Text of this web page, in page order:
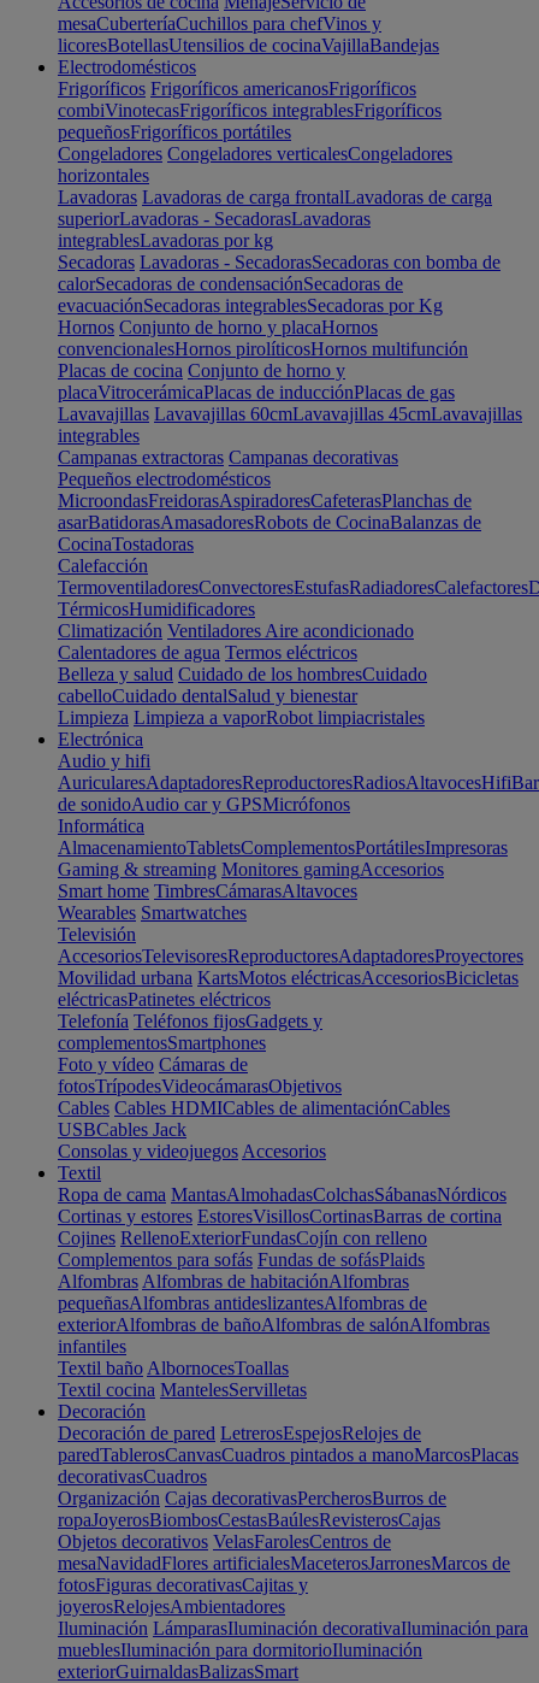
mesaCuberteríaCuchillos para chefVinos y
licoresBotellasUtensilios de cocinaVajillaBandejas
Electrodomésticos
Frigoríficos Frigoríficos americanosFrigoríficos
combiVinotecasFrigoríficos integrablesFrigoríficos
pequeñosFrigoríficos portátiles
Congeladores Congeladores verticalesCongeladores
horizontales
Lavadoras Lavadoras de carga frontalLavadoras de carga
superiorLavadoras - SecadorasLavadoras
integrablesLavadoras por kg
Secadoras Lavadoras - SecadorasSecadoras con bomba de
calorSecadoras de condensaciónSecadoras de
evacuaciónSecadoras integrablesSecadoras por Kg
Hornos Conjunto de horno y placaHornos
convencionalesHornos pirolíticosHornos multifunción
Placas de cocina Conjunto de horno y
placaVitrocerámicaPlacas de inducciónPlacas de gas
Lavavajillas Lavavajillas 60cmLavavajillas 45cmLavavajillas
integrables
Campanas extractoras Campanas decorativas
Pequeños electrodomésticos
MicroondasFreidorasAspiradoresCafeterasPlanchas de
asarBatidorasAmasadoresRobots de CocinaBalanzas de
CocinaTostadoras
Calefacción
TermoventiladoresConvectoresEstufasRadiadoresCalefactores
TérmicosHumidificadores
Climatización Ventiladores Aire acondicionado
Calentadores de agua Termos eléctricos
Belleza y salud Cuidado de los hombresCuidado
cabelloCuidado dentalSalud y bienestar
Limpieza Limpieza a vaporRobot limpiacristales
Electrónica
Audio y hifi
AuricularesAdaptadoresReproductoresRadiosAltavocesHifi
de sonidoAudio car y GPSMicrófonos
Informática
AlmacenamientoTabletsComplementosPortátilesImpresoras
Gaming & streaming Monitores gamingAccesorios
Smart home TimbresCámarasAltavoces
Wearables Smartwatches
Televisión
AccesoriosTelevisoresReproductoresAdaptadoresProyectores
Movilidad urbana KartsMotos eléctricasAccesoriosBicicletas
eléctricasPatinetes eléctricos
Telefonía Teléfonos fijosGadgets y
complementosSmartphones
Foto y vídeo Cámaras de
fotosTrípodesVideocámarasObjetivos
Cables Cables HDMICables de alimentaciónCables
USBCables Jack
Consolas y videojuegos Accesorios
Textil
Ropa de cama MantasAlmohadasColchasSábanasNórdicos
Cortinas y estores EstoresVisillosCortinasBarras de cortina
Cojines RellenoExteriorFundasCojín con relleno
Complementos para sofás Fundas de sofásPlaids
Alfombras Alfombras de habitaciónAlfombras
pequeñasAlfombras antideslizantesAlfombras de
exteriorAlfombras de bañoAlfombras de salónAlfombras
infantiles
Textil baño AlbornocesToallas
Textil cocina MantelesServilletas
Decoración
Decoración de pared LetrerosEspejosRelojes de
paredTablerosCanvasCuadros pintados a manoMarcosPlacas
decorativasCuadros
Organización Cajas decorativasPercherosBurros de
ropaJoyerosBiombosCestasBaúlesRevisterosCajas
Objetos decorativos VelasFarolesCentros de
mesaNavidadFlores artificialesMaceterosJarronesMarcos de
fotosFiguras decorativasCajitas y
joyerosRelojesAmbientadores
Iluminación LámparasIluminación decorativaIluminación para
mueblesIluminación para dormitorioIluminación
exteriorGuirnaldasBalizasSmart